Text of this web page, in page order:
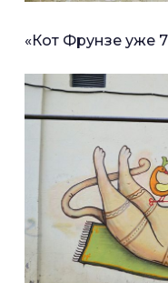
«Кот Фрунзе уже